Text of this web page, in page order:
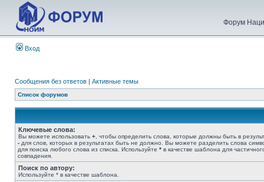
Форум
Вход
Сообщения без ответов | Активные темы
Список форумов
Ключевые слова:
Вы можете использовать + , чтобы определить слова, которые должны быть в
- для слов, которых в результатах быть не должно. Вы можете разделить слова
для поиска любого слова из списка. Используйте * в качестве шаблона для
совпадения.
Поиск по автору:
Используйте * в качестве шаблона.